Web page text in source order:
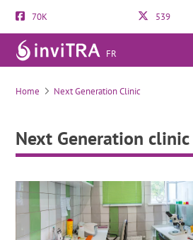
70K 539
FR
Next Generation clinic
Home Next Generation Clinic
Next Generation